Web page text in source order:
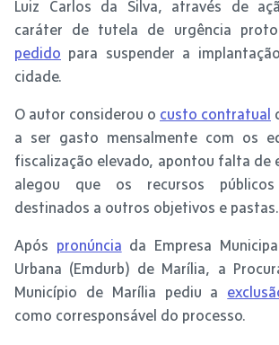
Luiz Carlos da Silva, através de
caráter de tutela de urgência
pedido para suspender a
cidade.
O autor considerou o custo contratual
a ser gasto mensalmente com os
fiscalização elevado, apontou falta de
alegou que os recursos
destinados a outros objetivos e pastas.
Após pronúncia da Empresa
Urbana (Emdurb) de Marília, a
Município de Marília pediu a
como corresponsável do processo.